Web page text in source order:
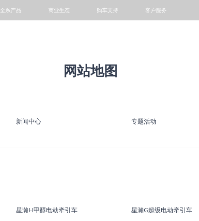
全系产品 商业生态 购车支持 客户服务
网站地图
新闻中心 专题活动
星瀚H甲醇电动牵引车 星瀚G超级电动牵引车